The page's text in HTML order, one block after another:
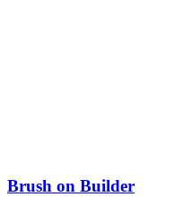
Brush on Builder